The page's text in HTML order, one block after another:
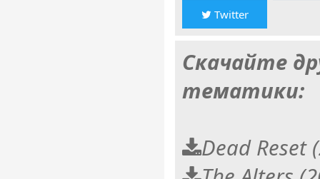
Twitter
Скачайте
тематики:
Dead Reset